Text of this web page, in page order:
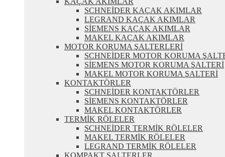
SCHNEİDER KAÇAK AKIMLAR
LEGRAND KAÇAK AKIMLAR
SİEMENS KAÇAK AKIMLAR
MAKEL KAÇAK AKIMLAR
MOTOR KORUMA ŞALTERLERİ
SCHNEİDER MOTOR KORUMA
SİEMENS MOTOR KORUMA ŞALTERİ
MAKEL MOTOR KORUMA ŞALTERİ
KONTAKTÖRLER
SCHNEİDER KONTAKTÖRLER
SİEMENS KONTAKTÖRLER
MAKEL KONTAKTÖRLER
TERMİK RÖLELER
SCHNEİDER TERMİK RÖLELER
MAKEL TERMİK RÖLELER
LEGRAND TERMİK RÖLELER
KOMPAKT ŞALTERLER